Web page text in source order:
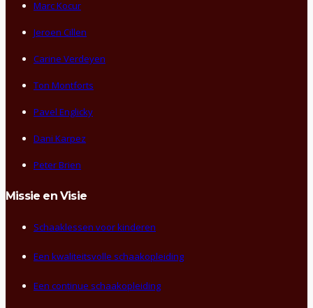
Marc Kocur
Jeroen Cillen
Carine Verdeyen
Ton Montforts
Pavel Englicky
Dani Karpez
Peter Brien
Missie en Visie
Schaaklessen voor kinderen
Een kwaliteitsvolle schaakopleiding
Een continue schaakopleiding